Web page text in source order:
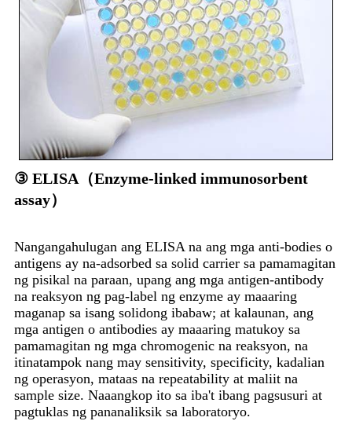
③ ELISA（Enzyme-linked immunosorbent
assay）
Nangangahulugan ang ELISA na ang mga anti-bodies o
antigens ay na-adsorbed sa solid carrier sa pamamagitan
ng pisikal na paraan, upang ang mga antigen-antibody
na reaksyon ng pag-label ng enzyme ay maaaring
maganap sa isang solidong ibabaw; at kalaunan, ang
mga antigen o antibodies ay maaaring matukoy sa
pamamagitan ng mga chromogenic na reaksyon, na
itinatampok nang may sensitivity, specificity, kadalian
ng operasyon, mataas na repeatability at maliit na
sample size. Naaangkop ito sa iba't ibang pagsusuri at
pagtuklas ng pananaliksik sa laboratoryo.